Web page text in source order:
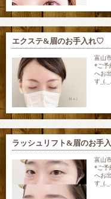
エクステ&眉のお手入れ♡
富山
*ご予
へお
す
ラッシュリフト&眉のお手
富山
*ご予
へお
す